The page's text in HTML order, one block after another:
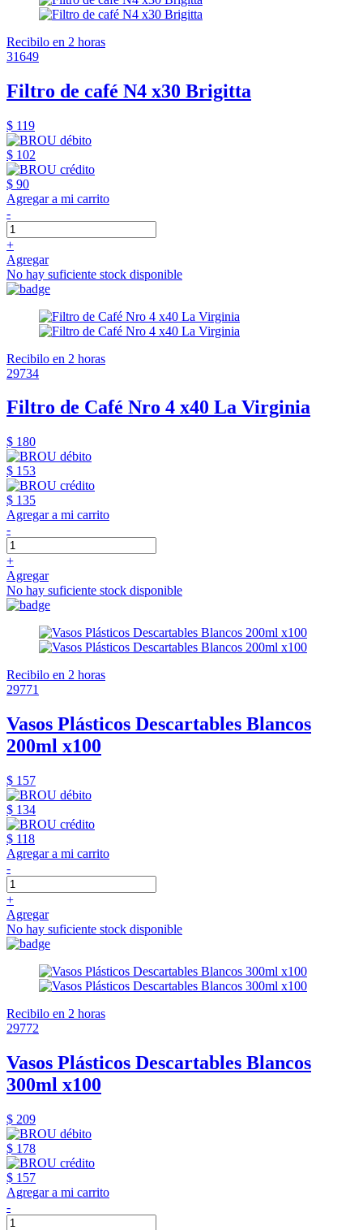
Recibilo en 2 horas
31649
Filtro de café N4 x30 Brigitta
$ 119
$ 102
$ 90
Agregar a mi carrito
-
+
Agregar
No hay suficiente stock disponible
Recibilo en 2 horas
29734
Filtro de Café Nro 4 x40 La Virginia
$ 180
$ 153
$ 135
Agregar a mi carrito
-
+
Agregar
No hay suficiente stock disponible
Recibilo en 2 horas
29771
Vasos Plásticos Descartables Blancos
200ml x100
$ 157
$ 134
$ 118
Agregar a mi carrito
-
+
Agregar
No hay suficiente stock disponible
Recibilo en 2 horas
29772
Vasos Plásticos Descartables Blancos
300ml x100
$ 209
$ 178
$ 157
Agregar a mi carrito
-